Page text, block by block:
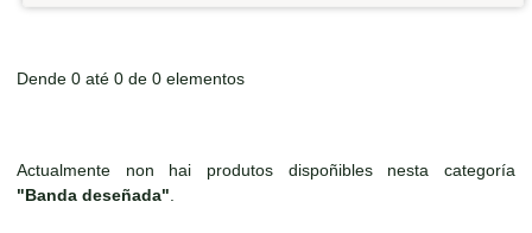
Dende 0 até 0 de 0 elementos
Actualmente non hai produtos dispoñibles nesta categoría
"Banda deseñada"